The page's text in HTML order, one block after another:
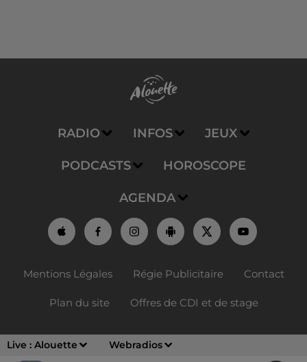
Live : Alouette Webradios
RADIO INFOS JEUX
PODCASTS HOROSCOPE
AGENDA
Mentions Légales Régie Publicitaire Contact
Plan du site Offres de CDI et de stage